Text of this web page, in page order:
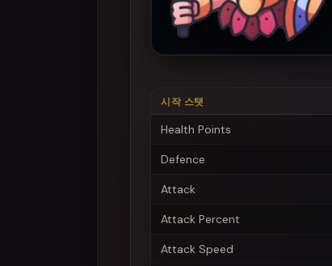
시작 스탯
Health Points
Defence
Attack
Attack Percent
Attack Speed